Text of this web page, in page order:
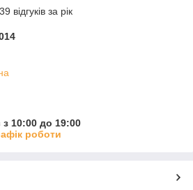
відгуків за рік
10:00 до 19:00
роботи